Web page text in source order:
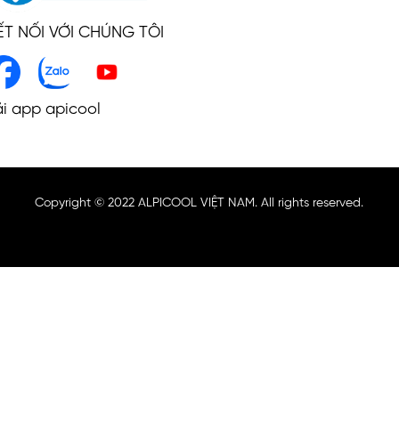
NỐI VỚI CHÚNG TÔI
app apicool
Copyright © 2022 ALPICOOL VIỆT NAM. All rights reserved.